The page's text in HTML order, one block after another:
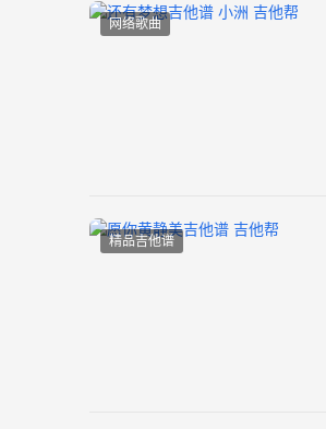
网络歌曲
精品吉他谱